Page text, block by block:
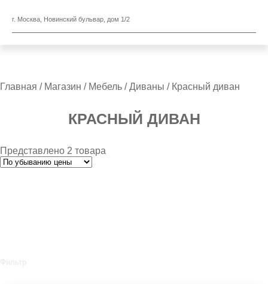
г. Москва, Новинский бульвар, дом 1/2
Главная / Магазин / Мебель /Диваны / Красный диван
КРАСНЫЙ ДИВАН
Представлено 2 товара
Фильтр